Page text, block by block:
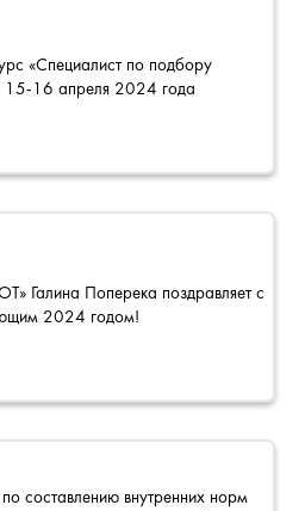
«Специалист по подбору
15-16 апреля 2024 года
Галина Поперека поздравляет с
2024 годом!
по составлению внутренних норм